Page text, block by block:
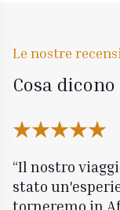
Le nostre
Cosa
Il nostro
stato
torneremo in